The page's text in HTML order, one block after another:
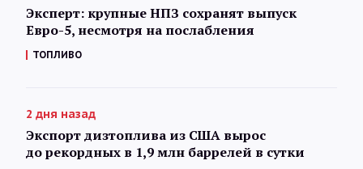
Эксперт: крупные НПЗ сохранят выпуск
Евро-5, несмотря на послабления
ТОПЛИВО
2 дня назад
Экспорт дизтоплива из США вырос
до рекордных в 1,9 млн баррелей в сутки